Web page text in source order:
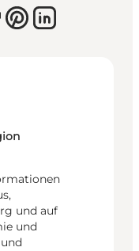
und auf
und